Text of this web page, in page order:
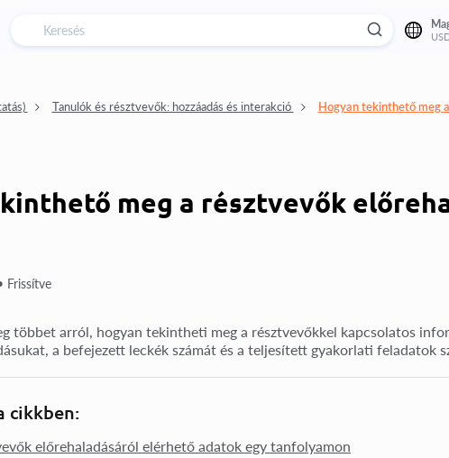
Tanulók és résztvevők: hozzáadás és interakció Hogyan tekinthető meg
meg a résztvevők
Frissítve
többet arról, hogyan tekintheti meg a résztvevőkkel kapcsolatos
a befejezett leckék számát és a teljesített gyakorlati feladatok
cikkben:
előrehaladásáról elérhető adatok egy tanfolyamon